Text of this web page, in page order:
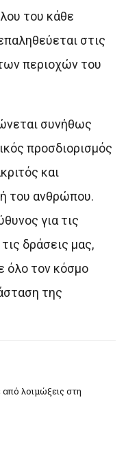
του κάθε
στις
περιοχών του
συνήθως
προσδιορισμός
και
του ανθρώπου.
για τις
δράσεις μας,
όλο τον κόσμο
της
λοιμώξεις στη